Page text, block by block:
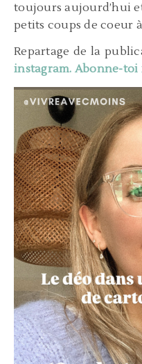
toujours aujourd’hui
petits coups de coeur
Repartage de la
instagram. Abonne-toi